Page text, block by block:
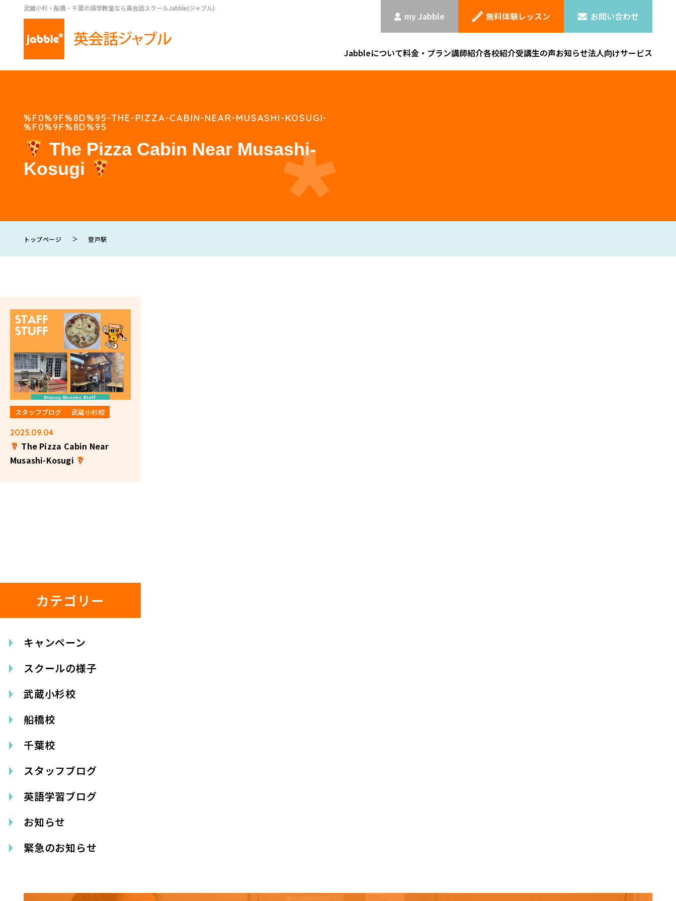
武蔵小杉・船橋・千葉の語学教室なら英会話スクールJabble(ジャブル)
my Jabble 無料体験レッスン お問い合わせ
Jabbleについて料金・プラン講師紹介各校紹介受講生の声お知らせ法人向けサービス
%F0%9F%8D%95-THE-PIZZA-CABIN-NEAR-MUSASHI-KOSUGI-
%F0%9F%8D%95
The Pizza Cabin Near Musashi-
Kosugi
トップページ ＞ 登戸駅
スタッフブログ 武蔵小杉校
2025.09.04
The Pizza Cabin Near
Musashi-Kosugi
カテゴリー
キャンペーン
スクールの様子
武蔵小杉校
船橋校
千葉校
スタッフブログ
英語学習ブログ
お知らせ
緊急のお知らせ